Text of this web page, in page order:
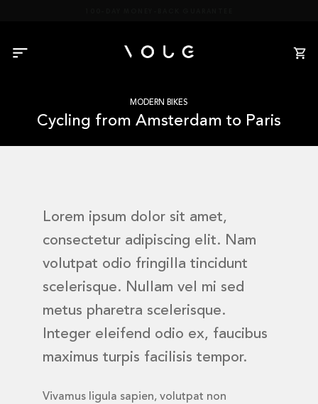
MODERN BIKES
Cycling from Amsterdam to Paris
Lorem ipsum dolor sit amet,
consectetur adipiscing elit. Nam
volutpat odio fringilla tincidunt
scelerisque. Nullam vel mi sed
metus pharetra scelerisque.
Integer eleifend odio ex, faucibus
maximus turpis facilisis tempor.
Vivamus ligula sapien, volutpat non